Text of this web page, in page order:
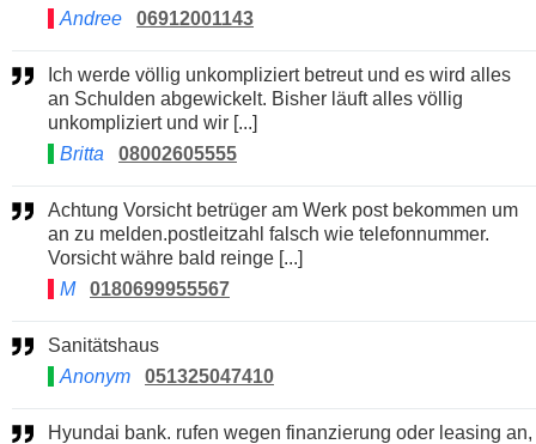
Andree
06912001143
an Schulden abgewickelt. Bisher läuft alles völlig
unkompliziert und wir [...]
Britta
08002605555
Achtung Vorsicht betrüger am Werk post bekommen um
an zu melden.postleitzahl falsch wie telefonnummer.
Vorsicht währe bald reinge [...]
M
0180699955567
Sanitätshaus
Anonym
051325047410
Hyundai bank. rufen wegen finanzierung oder leasing an,